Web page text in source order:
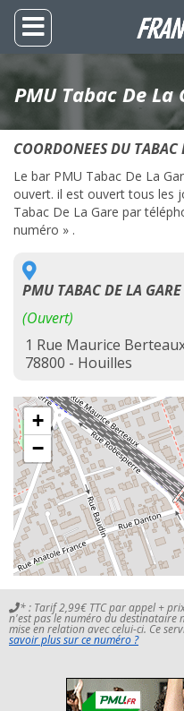
PMU Tabac De
COORDONEES DU TABAC
Le bar PMU Tabac De La
ouvert. il est ouvert tous les
Tabac De La Gare par
numéro » .
PMU TABAC DE LA GARE
(Ouvert)
1 Rue Maurice
78800 - Houilles
+
−
* : Tarif 2,99€ TTC par appel +
n'est pas le numéro du destinataire
mise en relation avec celui-ci. Ce
savoir plus sur ce numéro ?